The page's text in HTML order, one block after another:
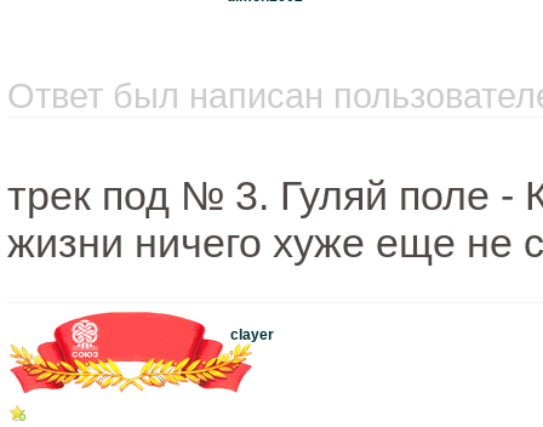
Ответ был написан
трек под № 3. Гуляй поле -
жизни ничего хуже еще
clayer